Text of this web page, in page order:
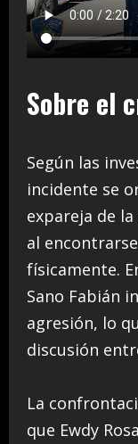
Sobre el
Según las
incidente se
expareja de
al
físicamente.
Sano Fabián
agresión, lo
discusión
La
que Ewdy